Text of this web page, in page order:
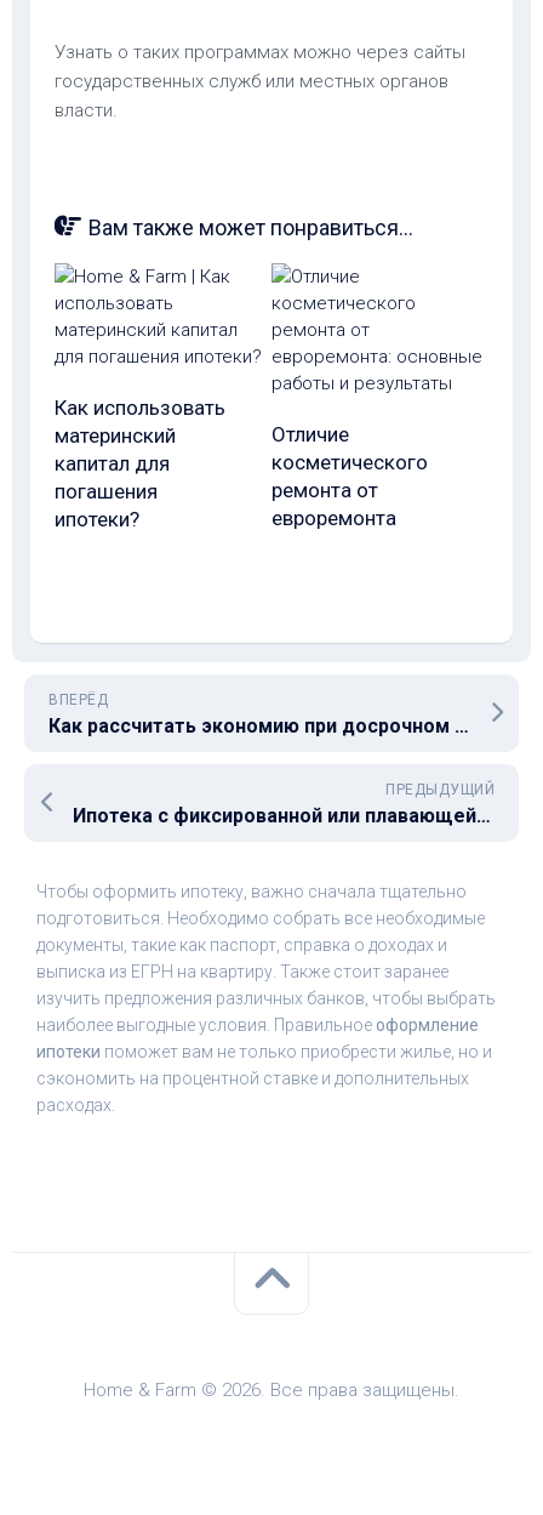
Узнать о таких программах можно через сайты
государственных служб или местных органов
власти.
Вам также может понравиться...
Как использовать
материнский
капитал для
погашения
ипотеки?
Отличие
косметического
ремонта от
евроремонта
ВПЕРЁД
Как рассчитать экономию при досрочном погашении?
ПРЕДЫДУЩИЙ
Ипотека с фиксированной или плавающей ставкой: что лучше?
Чтобы оформить ипотеку, важно сначала тщательно
подготовиться. Необходимо собрать все необходимые
документы, такие как паспорт, справка о доходах и
выписка из ЕГРН на квартиру. Также стоит заранее
изучить предложения различных банков, чтобы выбрать
наиболее выгодные условия. Правильное оформление
ипотеки поможет вам не только приобрести жилье, но и
сэкономить на процентной ставке и дополнительных
расходах.
Home & Farm © 2026. Все права защищены.